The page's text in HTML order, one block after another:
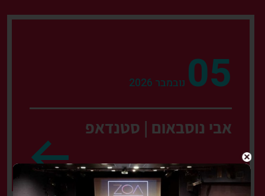
05 נובמבר 2026
אבי נוסבאום | סטנדאפ